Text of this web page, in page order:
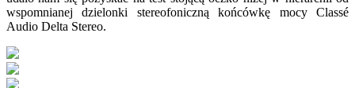
wspomnianej dzielonki stereofoniczną końcówkę mocy Classé
Audio Delta Stereo.